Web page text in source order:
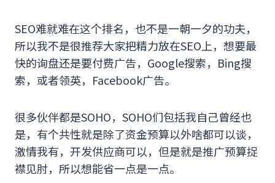
SEO难就难在这个排名，也不是一朝一夕的功夫，
所以我不是很推荐大家把精力放在SEO上，想要最
快的询盘还是要付费广告，Google搜索，Bing搜
索，或者领英，Facebook广告。
很多伙伴都是SOHO，SOHO们包括我自己曾经也
是，有个共性就是除了资金预算以外啥都可以谈，
激情我有，开发供应商可以，但是就是推广预算捉
襟见肘，所以想能省一点是一点。